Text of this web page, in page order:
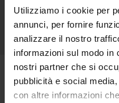
Utilizziamo i cookie per
annunci, per fornire
analizzare il nostro
informazioni sul modo in
nostri partner che si
pubblicità e social
con altre informazioni